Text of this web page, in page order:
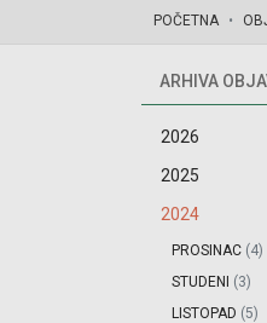
POČETNA
ARHIVA
2026
2025
2024
PROSINAC (4)
STUDENI (3)
LISTOPAD (5)